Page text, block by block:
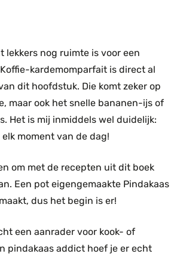
lekkers nog ruimte is voor een
kardemomparfait is direct al
dit hoofdstuk. Die komt zeker op
maar ook het snelle bananen-ijs of
Het is mij inmiddels wel duidelijk:
moment van de dag!
om met de recepten uit dit boek
Een pot eigengemaakte Pindakaas
dus het begin is er!
een aanrader voor kook- of
pindakaas addict hoef je er echt